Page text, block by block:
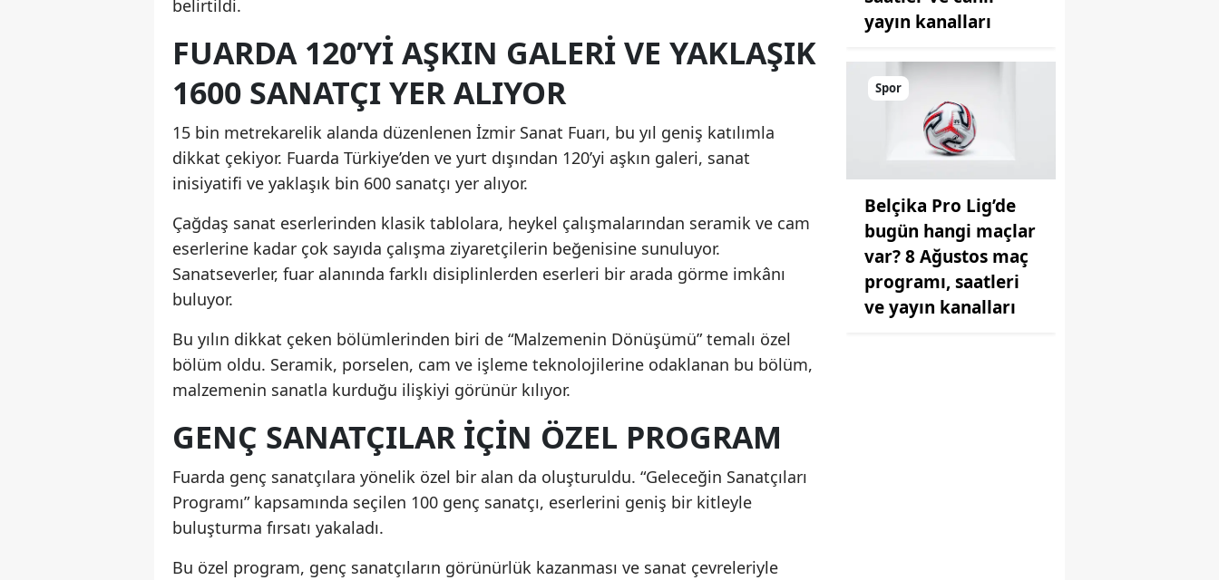
belirtildi.
FUARDA 120’YI AŞKIN GALERI VE YAKLAŞIK
1600 SANATÇI YER ALIYOR
15 bin metrekarelik alanda düzenlenen İzmir Sanat Fuarı, bu yıl geniş katılımla
dikkat çekiyor. Fuarda Türkiye’den ve yurt dışından 120’yi aşkın galeri, sanat
inisiyatifi ve yaklaşık bin 600 sanatçı yer alıyor.
Çağdaş sanat eserlerinden klasik tablolara, heykel çalışmalarından seramik ve cam
eserlerine kadar çok sayıda çalışma ziyaretçilerin beğenisine sunuluyor.
Sanatseverler, fuar alanında farklı disiplinlerden eserleri bir arada görme imkânı
buluyor.
Bu yılın dikkat çeken bölümlerinden biri de “Malzemenin Dönüşümü” temalı özel
bölüm oldu. Seramik, porselen, cam ve işleme teknolojilerine odaklanan bu bölüm,
malzemenin sanatla kurduğu ilişkiyi görünür kılıyor.
GENÇ SANATÇILAR IÇIN ÖZEL PROGRAM
Fuarda genç sanatçılara yönelik özel bir alan da oluşturuldu. “Geleceğin Sanatçıları
Programı” kapsamında seçilen 100 genç sanatçı, eserlerini geniş bir kitleyle
buluşturma fırsatı yakaladı.
Bu özel program, genç sanatçıların görünürlük kazanması ve sanat çevreleriyle
yayın kanalları
Spor
Belçika Pro Lig’de
bugün hangi maçlar
var? 8 Ağustos maç
programı, saatleri
ve yayın kanalları